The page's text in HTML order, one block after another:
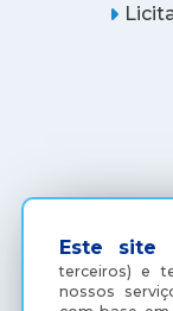
Este site
terceiros) e
nossos